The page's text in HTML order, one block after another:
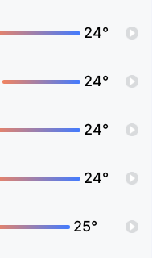
24°
24°
24°
24°
25°